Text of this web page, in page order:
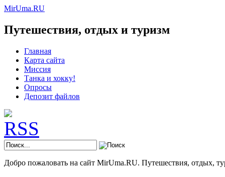
MirUma.RU
Путешествия, отдых и туризм
Главная
Карта сайта
Миссия
Танка и хокку!
Опросы
Депозит файлов
Добро пожаловать на сайт MirUma.RU. Путешествия, отдых,